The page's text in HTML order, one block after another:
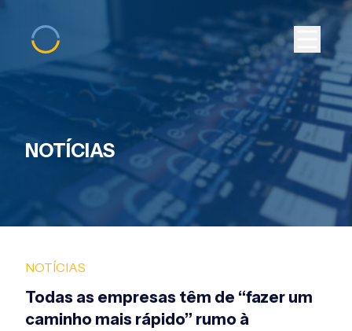
NOTÍCIAS
NOTÍCIAS
Todas as empresas têm de “fazer um
caminho mais rápido” rumo à